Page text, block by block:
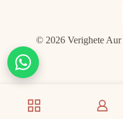
© 2026 Verighete Aur
Chat
on
WhatsApp